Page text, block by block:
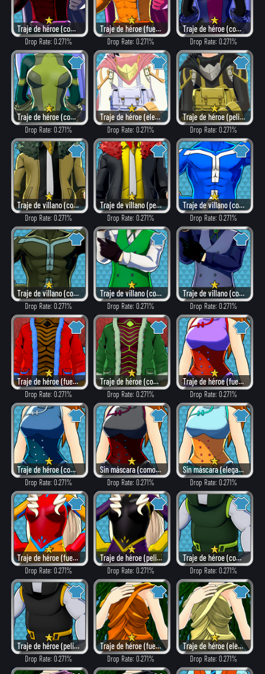
Traje de héroe (como villano)
Drop Rate: 0.271%
Traje de héroe (fuego)
Drop Rate: 0.271%
Traje de héroe (como villano)
Drop Rate: 0.271%
Traje de héroe (combate)
Drop Rate: 0.271%
Traje de héroe (elegante)
Drop Rate: 0.271%
Traje de héroe (peligroso)
Drop Rate: 0.271%
Traje de villano (combate)
Drop Rate: 0.271%
Traje de villano (peligroso)
Drop Rate: 0.271%
Traje de villano (como héroe)
Drop Rate: 0.271%
Traje de villano (combate)
Drop Rate: 0.271%
Traje de villano (como héroe)
Drop Rate: 0.271%
Traje de villano (combate)
Drop Rate: 0.271%
Traje de héroe (fuego)
Drop Rate: 0.271%
Traje de héroe (combate)
Drop Rate: 0.271%
Traje de héroe (fuego)
Drop Rate: 0.271%
Traje de héroe (combate)
Drop Rate: 0.271%
Sin máscara (como villano)
Drop Rate: 0.271%
Sin máscara (elegante)
Drop Rate: 0.271%
Traje de héroe (fuego)
Drop Rate: 0.271%
Traje de héroe (peligroso)
Drop Rate: 0.271%
Traje de héroe (combate)
Drop Rate: 0.271%
Traje de héroe (peligroso)
Drop Rate: 0.271%
Traje de héroe (fuego)
Drop Rate: 0.271%
Traje de héroe (elegante)
Drop Rate: 0.271%